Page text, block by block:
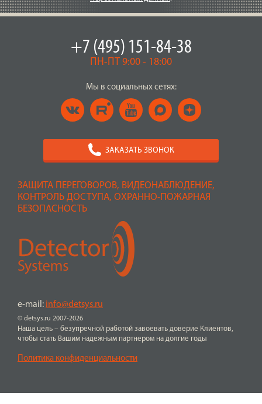
ЗАЩИТА ПЕРЕГОВОРОВ, ВИДЕОНАБЛЮДЕНИЕ,
КОНТРОЛЬ ДОСТУПА, ОХРАННО-ПОЖАРНАЯ
БЕЗОПАСНОСТЬ
© detsys.ru 2007-2026
e-mail: info@detsys.ru
Наша цель – безупречной работой завоевать доверие Клиентов,
чтобы стать Вашим надежным партнером на долгие годы
Политика конфиденциальности
+7 (495) 151-84-38
ПН-ПТ 9:00 - 18:00
Мы в социальных сетях:
ЗАКАЗАТЬ ЗВОНОК